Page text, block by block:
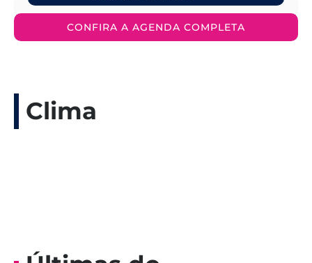
CONFIRA A AGENDA COMPLETA
Clima